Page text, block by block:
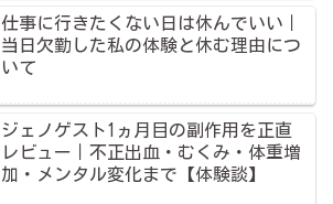
仕事に行きたくない日は休んでいい｜
当日欠勤した私の体験と休む理由につ
いて
ジェノゲスト1ヵ月目の副作用を正直
レビュー｜不正出血・むくみ・体重増
加・メンタル変化まで【体験談】